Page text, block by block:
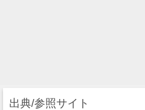
出典/参照サイト